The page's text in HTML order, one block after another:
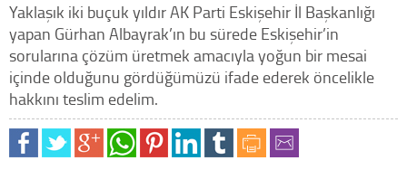
Yaklaşık iki buçuk yıldır AK Parti Eskişehir İl Başkanlığı
yapan Gürhan Albayrak’ın bu sürede Eskişehir’in
sorularına çözüm üretmek amacıyla yoğun bir mesai
içinde olduğunu gördüğümüzü ifade ederek öncelikle
hakkını teslim edelim.